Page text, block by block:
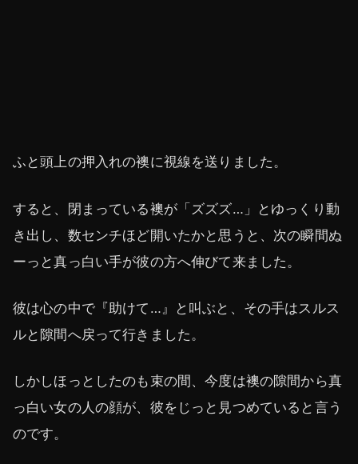
ふと頭上の押入れの襖に視線を送りました。
すると、閉まっている襖が「ズズズ…」とゆっくり動
き出し、数センチほど開いたかと思うと、次の瞬間ぬ
ーっと真っ白い手が彼の方へ伸びて来ました。
彼は心の中で『助けて…』と叫ぶと、その手はスルス
ルと隙間へ戻って行きました。
しかしほっとしたのも束の間、今度は襖の隙間から真
っ白い女の人の顔が、彼をじっと見つめていると言う
のです。